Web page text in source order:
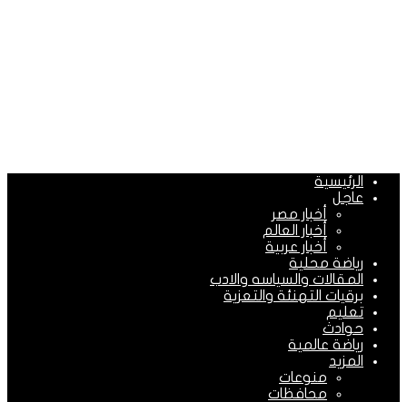
الرئيسية
عاجل
أخبار مصر
أخبار العالم
أخبار عربية
رياضة محلية
المقالات والسياسه والادب
برقيات التهنئة والتعزية
تعليم
حوادث
رياضة عالمية
المزيد
منوعات
محافظات